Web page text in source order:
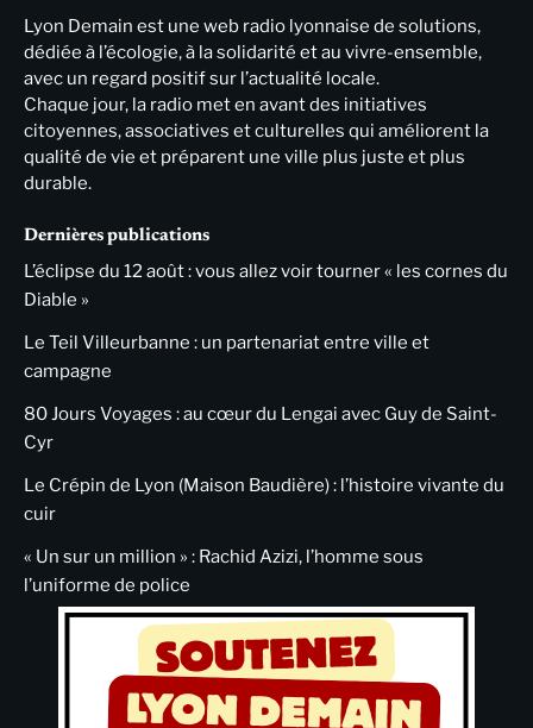
Lyon Demain est une web radio lyonnaise de solutions,
dédiée à l’écologie, à la solidarité et au vivre-ensemble,
avec un regard positif sur l’actualité locale.
Chaque jour, la radio met en avant des initiatives
citoyennes, associatives et culturelles qui améliorent la
qualité de vie et préparent une ville plus juste et plus
durable.
Dernières publications
L’éclipse du 12 août : vous allez voir tourner « les cornes du
Diable »
Le Teil Villeurbanne : un partenariat entre ville et
campagne
80 Jours Voyages : au cœur du Lengai avec Guy de Saint-
Cyr
Le Crépin de Lyon (Maison Baudière) : l’histoire vivante du
cuir
« Un sur un million » : Rachid Azizi, l’homme sous
l’uniforme de police